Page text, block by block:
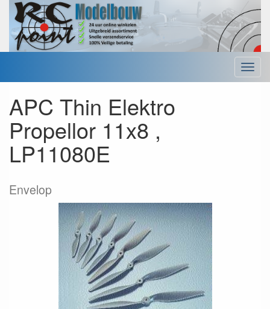
Menu
APC Thin Elektro
Propellor 11x8 ,
LP11080E
Envelop